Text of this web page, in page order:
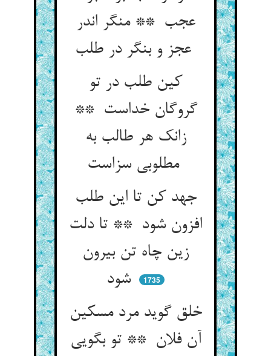
عجب ** منگر اندر
کین طلب در تو
گروگان خداست **
زانک هر طالب به
مطلوبی سزاست
جهد کن تا این طلب
افزون شود ** تا دلت
زین چاه تن بیرون
شود
1735
خلق گوید مرد مسکین
آن فلان ** تو بگویی